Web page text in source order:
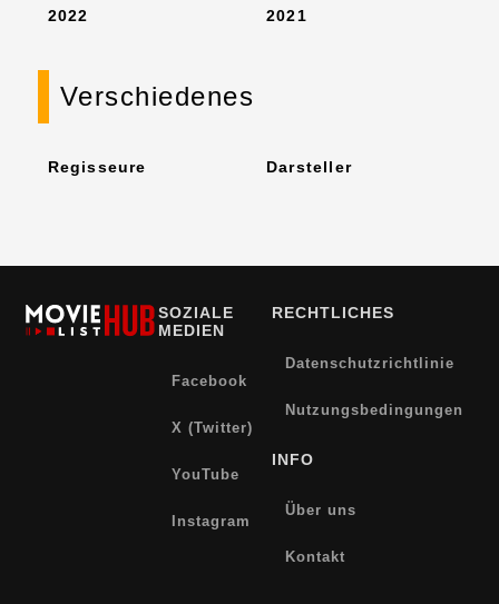
2022 2021
Verschiedenes
Regisseure Darsteller
SOZIALE
MEDIEN
Facebook
X (Twitter)
YouTube
Instagram
RECHTLICHES
Datenschutzrichtlinie
Nutzungsbedingungen
INFO
Über uns
Kontakt